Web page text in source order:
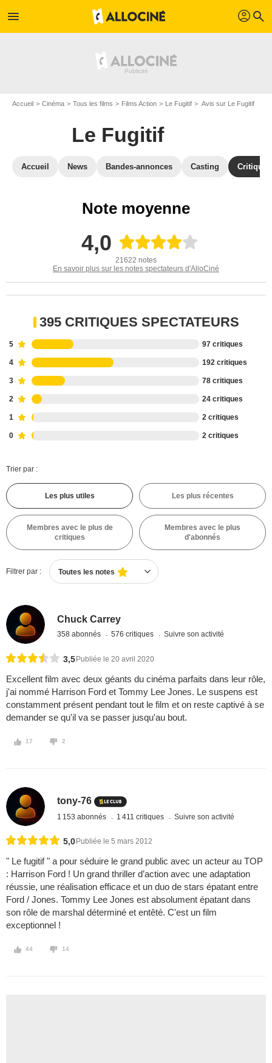
menu profil search
Accueil Cinéma Tous les films Films Action Le Fugitif Avis sur Le Fugitif
Le Fugitif
Accueil News Bandes-annonces Casting
Note moyenne
4,0
21622 notes
En savoir plus sur les notes spectateurs d'AlloCiné
395 CRITIQUES SPECTATEURS
5 97 critiques
4 192 critiques
3 78 critiques
2 24 critiques
1 2 critiques
0 2 critiques
Trier par :
Les plus utiles Les plus récentes
Membres avec le plus de
critiques
Membres avec le plus
d'abonnés
Filtrer par : Toutes les notes
Chuck Carrey
358 abonnés 576 critiques Suivre son activité
3,5 Publiée le 20 avril 2020
Excellent film avec deux géants du cinéma parfaits dans leur rôle,
j'ai nommé Harrison Ford et Tommy Lee Jones. Le suspens est
constamment présent pendant tout le film et on reste captivé à se
demander se qu'il va se passer jusqu'au bout.
17 2
tony-76
1 153 abonnés 1 411 critiques Suivre son activité
5,0 Publiée le 5 mars 2012
" Le fugitif " a pour séduire le grand public avec un acteur au TOP
: Harrison Ford ! Un grand thriller d’action avec une adaptation
réussie, une réalisation efficace et un duo de stars épatant entre
Ford / Jones. Tommy Lee Jones est absolument épatant dans
son rôle de marshal déterminé et entêté. C'est un film
exceptionnel !
44 14